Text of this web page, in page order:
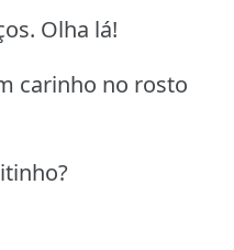
Olha lá!
carinho no rosto